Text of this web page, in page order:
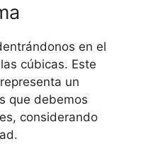
en el
cúbicas. Este
un
que debemos
considerando